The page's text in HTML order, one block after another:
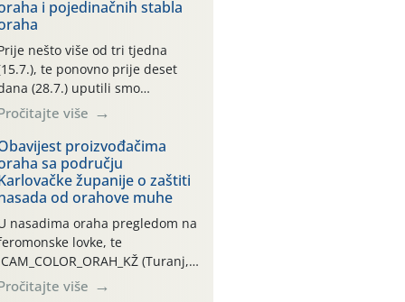
uzročnika bolesti,
i fito-fagnih grinja (23.7.,
06.7.)! Na početku ovog
je zabilježeno je
i ekstremno vruće
razdoblje, uz
temperature […]
i pojedinačnih stabla
nešto više od tri tjedna
te ponovno prije deset
(28.7.) uputili smo
vlasnicima plantažnih
nasada oraha i pojedinačnih
o početku leta i
potrebi usmjerenog
orahove muhe
completa)! Već
dana traje drugi
“toplinski udar”, koji
naročito izražen zadnja šest
(31.7.-05.8.), jer najviše
zraka svakodnevno
više
proizvođačima
sa području
županije o zaštiti
od orahove muhe
nasadima oraha pregledom na
lovke, te
CAM_COLOR_ORAH_KŽ (Turanj,
zabilježena je mala
više